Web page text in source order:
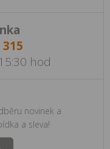
hod
novinek a
a sleva!